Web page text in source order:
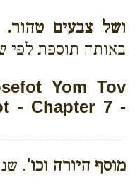
ושל צבעים טהור.
באותה תוספת לפי
Yom Tov
- Chapter 7 -
מוסף היורה וכו'.